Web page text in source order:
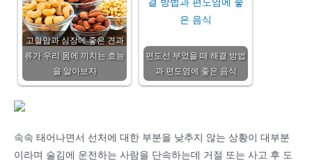
고혈압과 심장에 좋은 견과
류가 우리 몸에 끼치는 효능
을 알아보자
편도선 부었을 때 해결 방법
과 편도염에 좋은 음식
속속 태어나면서 선처에 대한 부분을 낮추지 않는 상황이 대부분
이라며 술김에 운전하는 사람을 단속하는데 거절 또는 사고 후 도